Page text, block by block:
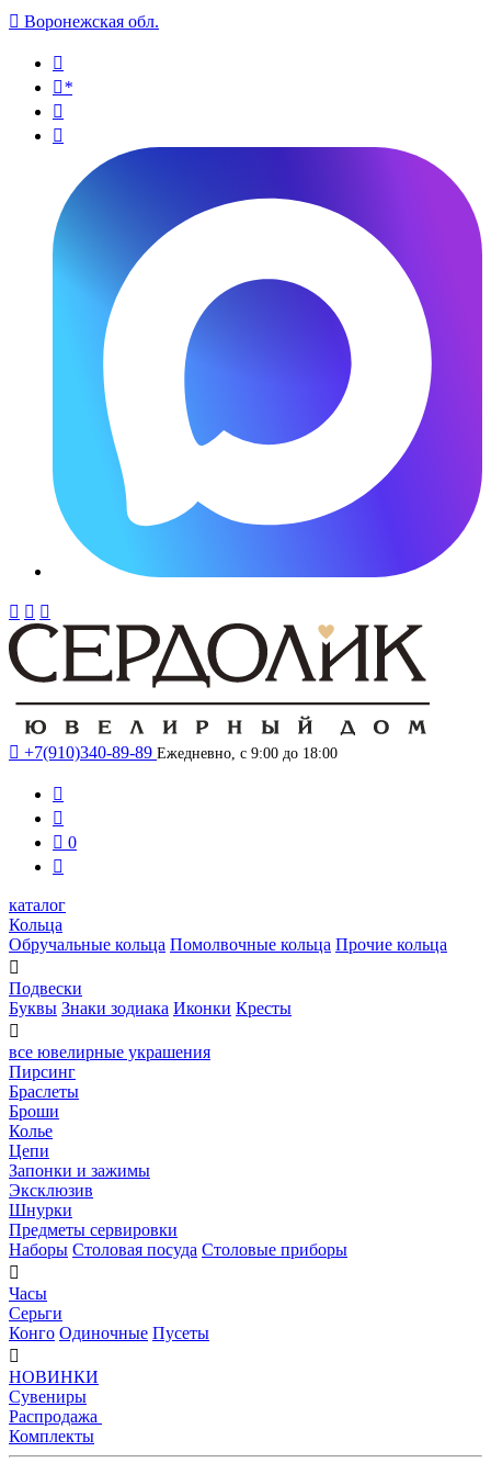
 Воронежская обл.

*


  
 +7(910)340-89-89 Ежедневно, с 9:00 до 18:00


 0

каталог
Кольца
Обручальные кольца Помолвочные кольца Прочие кольца

Подвески
Буквы Знаки зодиака Иконки Кресты

все ювелирные украшения
Пирсинг
Браслеты
Броши
Колье
Цепи
Запонки и зажимы
Эксклюзив
Шнурки
Предметы сервировки
Наборы Столовая посуда Столовые приборы

Часы
Серьги
Конго Одиночные Пусеты

НОВИНКИ
Сувениры
Распродажа
Комплекты